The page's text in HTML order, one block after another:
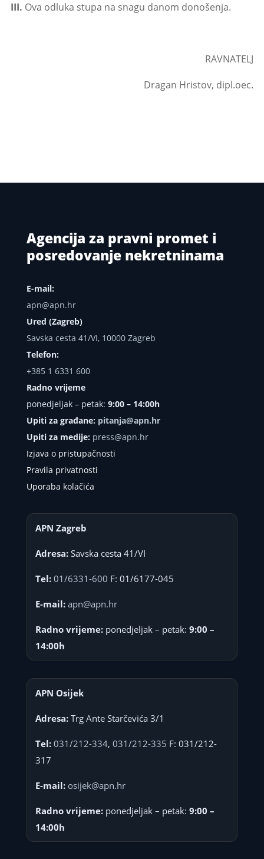
III. Ova odluka stupa na snagu danom donošenja.
RAVNATELJ
Dragan Hristov, dipl.oec.
Agencija za pravni promet i
posredovanje nekretninama
E-mail:
apn@apn.hr
Ured (Zagreb)
Savska cesta 41/VI, 10000 Zagreb
Telefon:
+385 1 6331 600
Radno vrijeme
ponedjeljak – petak: 9:00 – 14:00h
Upiti za građane: pitanja@apn.hr
Upiti za medije: press@apn.hr
Izjava o pristupačnosti
Pravila privatnosti
Uporaba kolačića
APN Zagreb
Adresa:Savska cesta 41/VI
Tel: 01/6331-600 F: 01/6177-045
E-mail: apn@apn.hr
Radno vrijeme:ponedjeljak – petak: 9:00 –
14:00h
APN Osijek
Adresa:Trg Ante Starčevića 3/1
Tel: 031/212-334, 031/212-335 F: 031/212-
317
E-mail: osijek@apn.hr
Radno vrijeme:ponedjeljak – petak: 9:00 –
14:00h